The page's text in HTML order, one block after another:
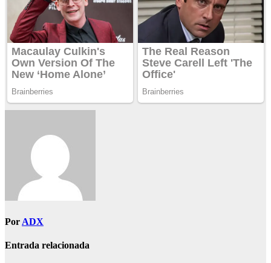
Por ADX
Entrada relacionada